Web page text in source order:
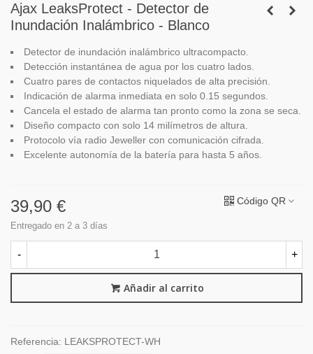
Ajax LeaksProtect - Detector de
Inundación Inalámbrico - Blanco
Detector de inundación inalámbrico ultracompacto.
Detección instantánea de agua por los cuatro lados.
Cuatro pares de contactos niquelados de alta precisión.
Indicación de alarma inmediata en solo 0.15 segundos.
Cancela el estado de alarma tan pronto como la zona se seca.
Diseño compacto con solo 14 milímetros de altura.
Protocolo vía radio Jeweller con comunicación cifrada.
Excelente autonomía de la batería para hasta 5 años.
39,90 €
Entregado en 2 a 3 días
Código QR
- +
Añadir al carrito
Referencia: LEAKSPROTECT-WH